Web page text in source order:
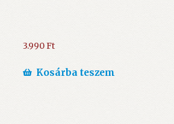
3.990Ft
Kosárba teszem